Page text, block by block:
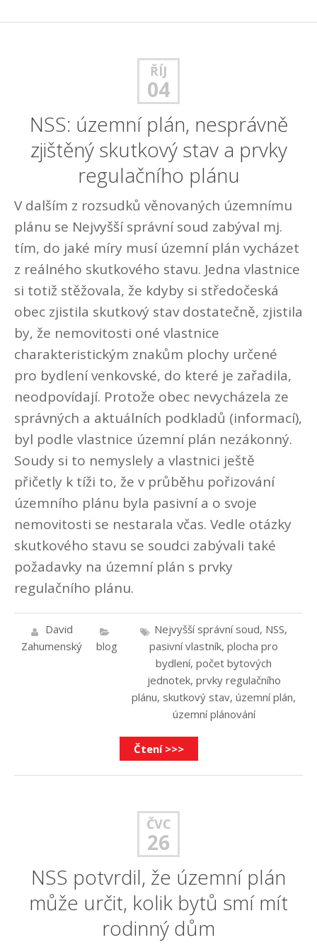
ŘÍJ
04
NSS: územní plán, nesprávně
zjištěný skutkový stav a prvky
regulačního plánu
V dalším z rozsudků věnovaných územnímu
plánu se Nejvyšší správní soud zabýval mj.
tím, do jaké míry musí územní plán vycházet
z reálného skutkového stavu. Jedna vlastnice
si totiž stěžovala, že kdyby si středočeská
obec zjistila skutkový stav dostatečně, zjistila
by, že nemovitosti oné vlastnice
charakteristickým znakům plochy určené
pro bydlení venkovské, do které je zařadila,
neodpovídají. Protože obec nevycházela ze
správných a aktuálních podkladů (informací),
byl podle vlastnice územní plán nezákonný.
Soudy si to nemyslely a vlastnici ještě
přičetly k tíži to, že v průběhu pořizování
územního plánu byla pasivní a o svoje
nemovitosti se nestarala včas. Vedle otázky
skutkového stavu se soudci zabývali také
požadavky na územní plán s prvky
regulačního plánu.
David
Zahumenský
blog
Nejvyšší správní soud, NSS,
pasivní vlastník, plocha pro
bydlení, počet bytových
jednotek, prvky regulačního
plánu, skutkový stav, územní plán,
územní plánování
Čtení >>>
ČVC
26
NSS potvrdil, že územní plán
může určit, kolik bytů smí mít
rodinný dům